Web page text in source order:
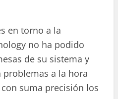
en torno a la
no ha podido
de su sistema y
problemas a la hora
suma precisión los